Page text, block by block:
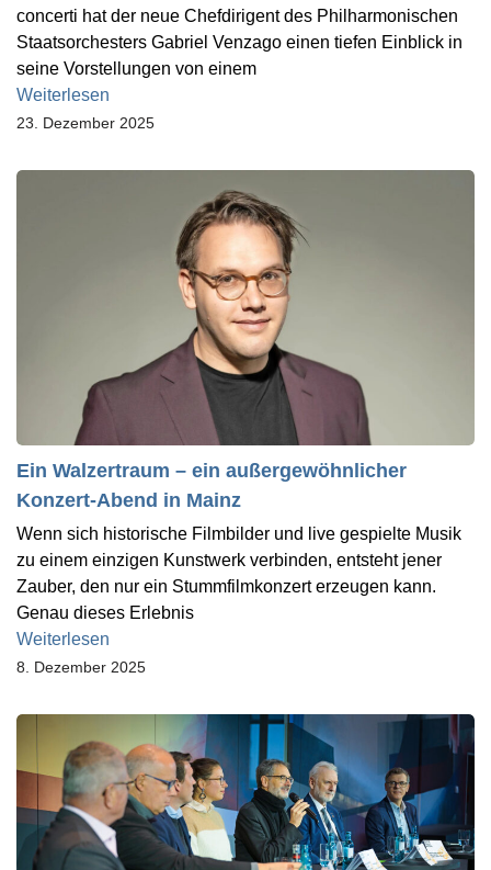
concerti hat der neue Chefdirigent des Philharmonischen
Staatsorchesters Gabriel Venzago einen tiefen Einblick in
seine Vorstellungen von einem
Weiterlesen
23. Dezember 2025
Ein Walzertraum – ein außergewöhnlicher
Konzert-Abend in Mainz
Wenn sich historische Filmbilder und live gespielte Musik
zu einem einzigen Kunstwerk verbinden, entsteht jener
Zauber, den nur ein Stummfilmkonzert erzeugen kann.
Genau dieses Erlebnis
Weiterlesen
8. Dezember 2025